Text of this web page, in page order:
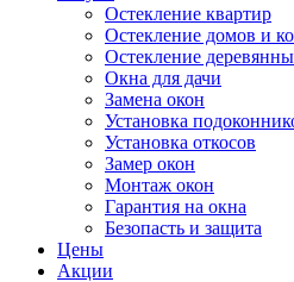
Остекление квартир
Остекление домов и
Остекление
Окна для дачи
Замена окон
Установка
Установка откосов
Замер окон
Монтаж окон
Гарантия на окна
Безопасть и защита
Цены
Акции